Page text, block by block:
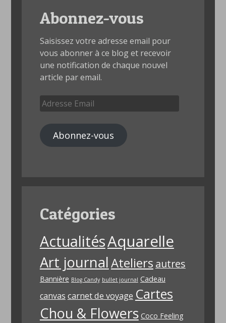
Abonnez-vous
Saisissez votre adresse email pour
vous abonner à ce blog et recevoir
une notification de chaque nouvel
article par email.
Adresse
Email
Abonnez-vous
Catégories
ActualitésAquarelle
Art journalAteliers autres
Bannière Blog Candy bullet journal Cadeau
canvas carnet de voyage Cartes
Chou & Flowers Coco Feeling